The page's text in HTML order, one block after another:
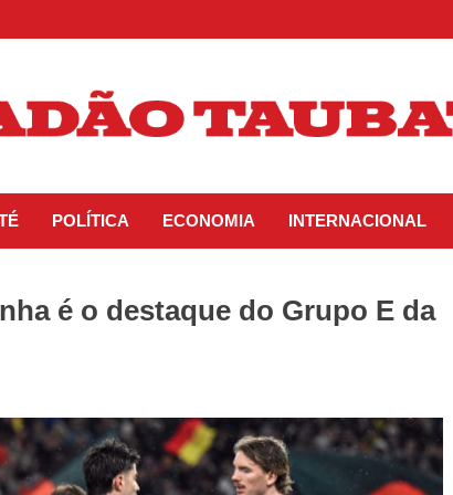
POLÍTICA ECONOMIA INTERNACIONAL
é o destaque do Grupo E da